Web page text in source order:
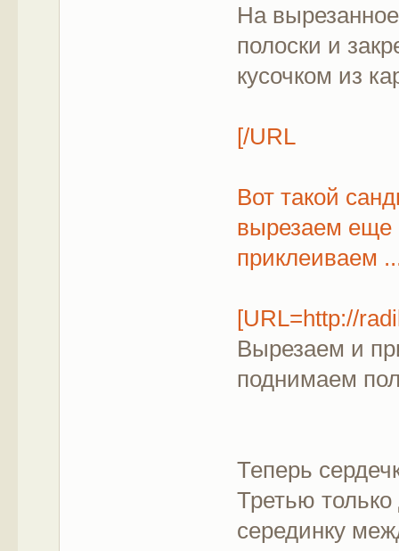
На
полоски и
кусочком из
[/URL
Вот такой
вырезаем еще
приклеиваем
[URL=http://
Вырезаем и
поднимаем
Теперь
Третью
серединку